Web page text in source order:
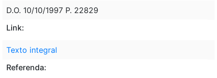
D.O. 10/10/1997 P. 22829
Link:
Texto integral
Referenda: